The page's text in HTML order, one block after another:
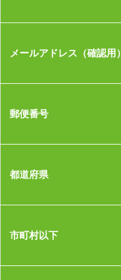
メールアドレス（確認用）
郵便番号
都道府県
市町村以下